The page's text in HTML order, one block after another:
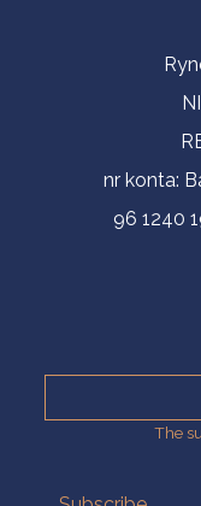
Contact
nr konta:
96 1240
The